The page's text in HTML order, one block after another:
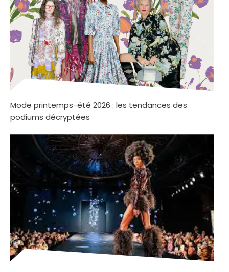
Mode printemps-été 2026 : les tendances des
podiums décryptées